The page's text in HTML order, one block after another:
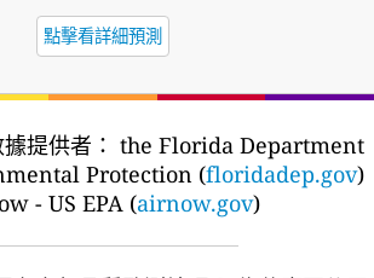
點擊看詳細預測
提供者： the Florida Department
Protection (floridadep.gov)
- US EPA (airnow.gov)